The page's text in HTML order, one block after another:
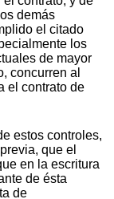
demás
el citado
los
de mayor
concurren al
el contrato de
estos controles,
que el
en la escritura
de ésta
de